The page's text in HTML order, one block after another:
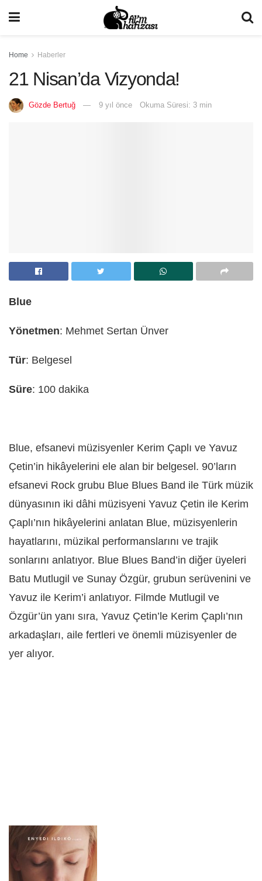
Home Haberler
21 Nisan’da Vizyonda!
Gözde Bertuğ 9 yıl önce Okuma Süresi: 3 min
Blue
Yönetmen: Mehmet Sertan Ünver
Tür: Belgesel
Süre: 100 dakika
Blue, efsanevi müzisyenler Kerim Çaplı ve Yavuz
Çetin’in hikâyelerini ele alan bir belgesel. 90’ların
efsanevi Rock grubu Blue Blues Band ile Türk müzik
dünyasının iki dâhi müzisyeni Yavuz Çetin ile Kerim
Çaplı’nın hikâyelerini anlatan Blue, müzisyenlerin
hayatlarını, müzikal performanslarını ve trajik
sonlarını anlatıyor. Blue Blues Band’in diğer üyeleri
Batu Mutlugil ve Sunay Özgür, grubun serüvenini ve
Yavuz ile Kerim’i anlatıyor. Filmde Mutlugil ve
Özgür’ün yanı sıra, Yavuz Çetin’le Kerim Çaplı’nın
arkadaşları, aile fertleri ve önemli müzisyenler de
yer alıyor.